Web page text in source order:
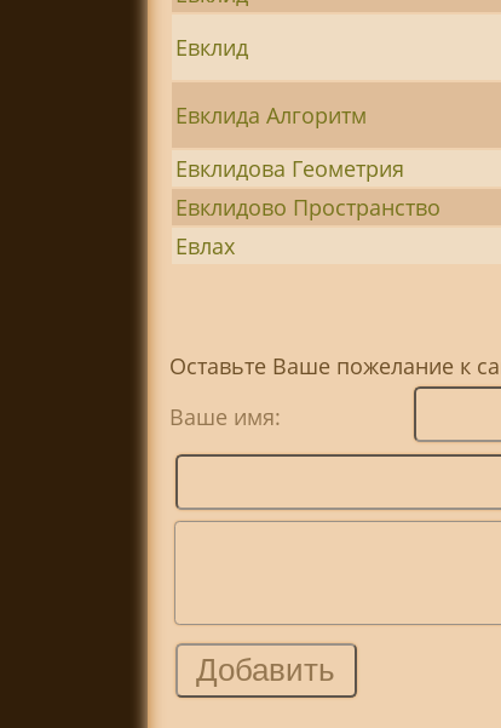
Евклид
Евклида Алгоритм
Евклидова Геометрия
Евклидово Пространство
Евлах
Оставьте Ваше пожелание к
Ваше имя: